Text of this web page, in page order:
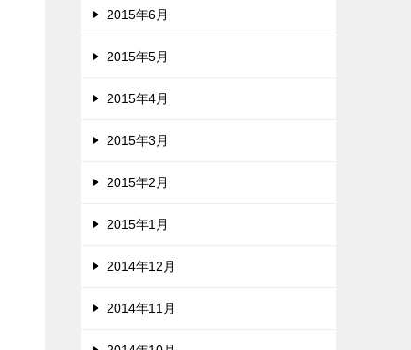
2015年6月
2015年5月
2015年4月
2015年3月
2015年2月
2015年1月
2014年12月
2014年11月